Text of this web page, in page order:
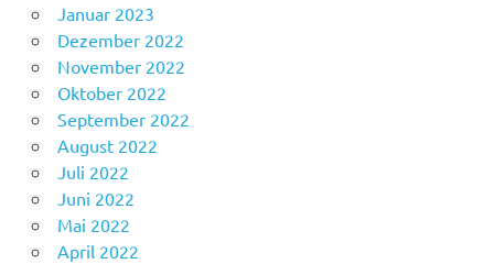
Januar 2023
Dezember 2022
November 2022
Oktober 2022
September 2022
August 2022
Juli 2022
Juni 2022
Mai 2022
April 2022